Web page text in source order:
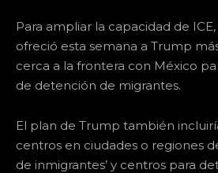
Para ampliar la capacidad de
ofreció esta semana a Trump
cerca a la frontera con México
de detención de migrantes.
El plan de Trump también
centros en ciudades o regiones
de inmigrantes’ y centros para